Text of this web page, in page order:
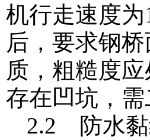
机行走速度
后，要求钢
质，粗糙度
存在凹坑，
2.2 防水黏